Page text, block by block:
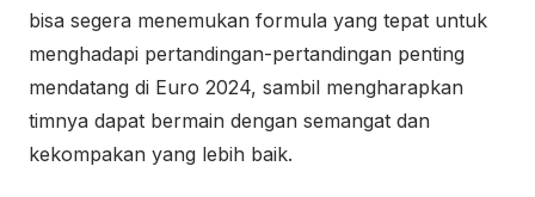
bisa segera menemukan formula yang tepat untuk
menghadapi pertandingan-pertandingan penting
mendatang di Euro 2024, sambil mengharapkan
timnya dapat bermain dengan semangat dan
kekompakan yang lebih baik.